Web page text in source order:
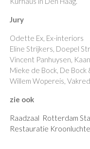
Jury
Odette Ex, Ex-interiors
Eline Strijkers, Doepel
Vincent Panhuysen,
Mieke de Bock, De Bock
Willem Wopereis,
zie ook
Raadzaal Rotterdam
Restauratie